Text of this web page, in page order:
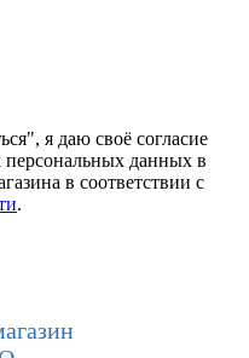
я даю своё согласие
персональных данных в
в соответствии с
.